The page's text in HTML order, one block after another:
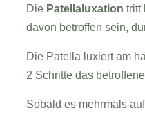
Die Patellaluxation tritt
davon betroffen sein,
Die Patella luxiert am
2 Schritte das
Sobald es mehrmals